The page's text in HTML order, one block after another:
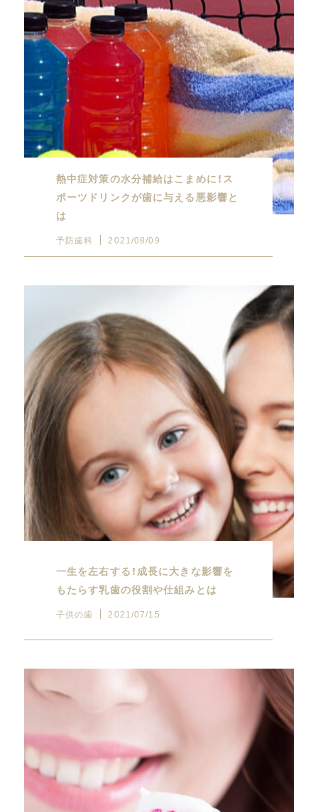
熱中症対策の水分補給はこまめに！ス
ポーツドリンクが歯に与える悪影響と
は
予防歯科 2021/08/09
一生を左右する！成長に大きな影響を
もたらす乳歯の役割や仕組みとは
子供の歯 2021/07/15